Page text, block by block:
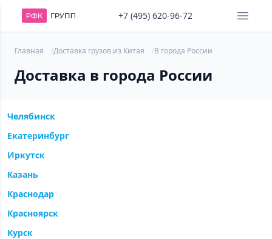
+7 (495) 620-96-72
Главная Доставка грузов из Китая В города России
Доставка в города России
Челябинск
Екатеринбург
Иркутск
Казань
Краснодар
Красноярск
Курск